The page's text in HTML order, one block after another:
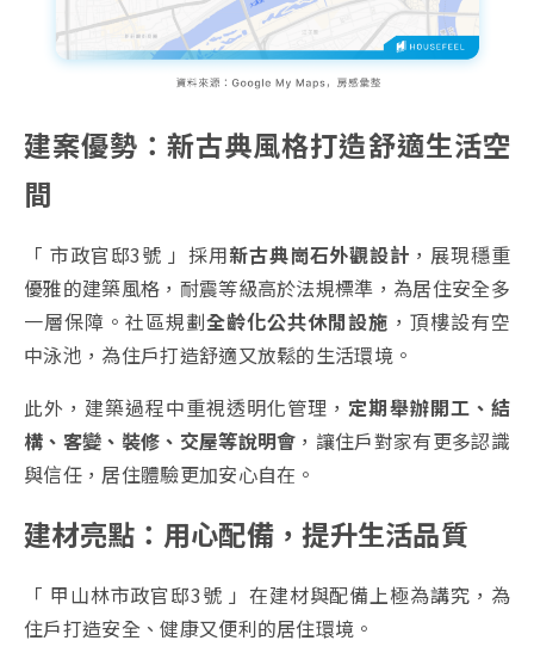
建案優勢：新古典風格打造舒適生活空
間
「 市政官邸3號 」採用新古典崗石外觀設計 ，展現穩重
優雅的建築風格，耐震等級高於法規標準，為居住安全多
一層保障。社區規劃全齡化公共休閒設施 ，頂樓設有空
中泳池，為住戶打造舒適又放鬆的生活環境。
此外，建築過程中重視透明化管理，定期舉辦開工、結
構、客變、裝修、交屋等說明會 ，讓住戶對家有更多認識
與信任，居住體驗更加安心自在。
建材亮點：用心配備，提升生活品質
「 甲山林市政官邸3號 」在建材與配備上極為講究，為
住戶打造安全、健康又便利的居住環境。